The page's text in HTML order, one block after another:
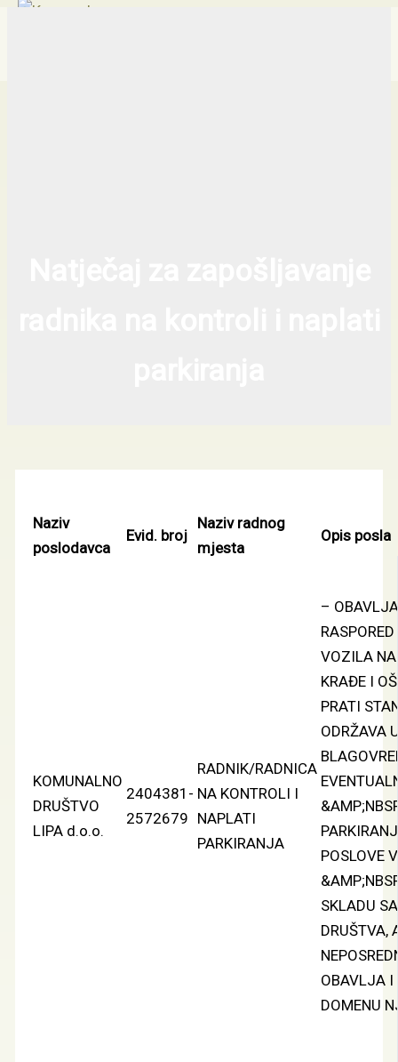
Skip Main
Naziv
poslodavca
Evid. broj
Naziv radnog
mjesta
Opis posla
KOMUNALNO
DRUŠTVO
LIPA d.o.o.
2404381-
2572679
RADNIK/RADNICA
NA KONTROLI I
NAPLATI
PARKIRANJA
–
VOZILA NA
KRAĐE I
PRATI
ODRŽAVA
POSLOVE
SKLADU
DRUŠTVA,
OBAVLJA I
DOMENU
Traži...